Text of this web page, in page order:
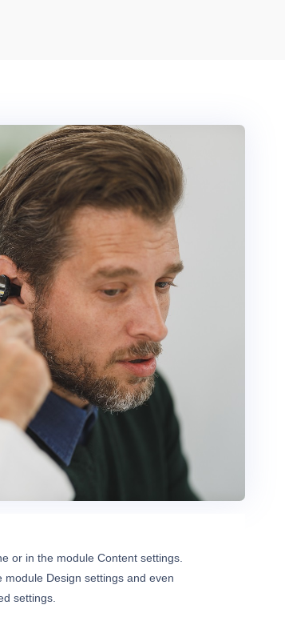
or in the module Content settings.
Design settings and even
settings.